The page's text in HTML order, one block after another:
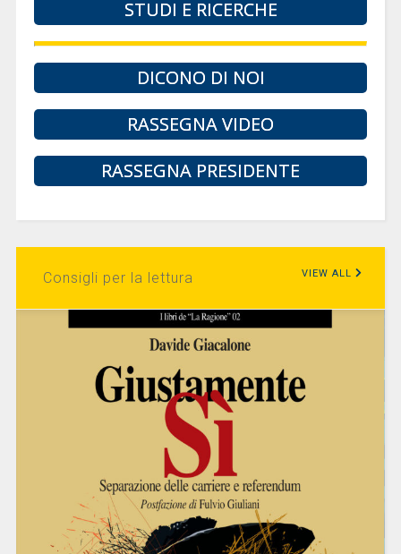
STUDI E RICERCHE
DICONO DI NOI
RASSEGNA VIDEO
RASSEGNA PRESIDENTE
Consigli per la lettura VIEW ALL